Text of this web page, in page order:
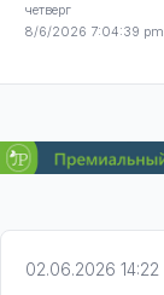
четверг
8/6/2026 7:04:40 pm
02.06.2026 14:22